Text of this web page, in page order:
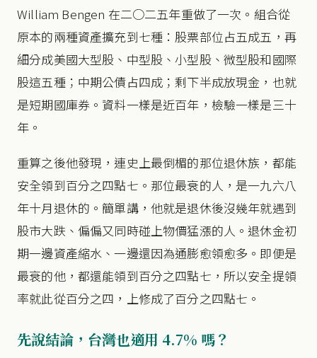
William Bengen 在二○二五年重做了一次。組合從
原本的兩種資產擴充到七種：股票部位占五成五，再
細分成美國大型股、中型股、小型股、微型股和國際
股這五種；中期公債占四成；剩下半成放現金，也就
是短期國庫券。資料一樣是近百年，檢驗一樣是三十
年。
重算之後他發現，連史上最倒楣的那位退休族，都能
安全領到百分之四點七。那位最衰的人，是一九六八
年十月退休的。簡單講，他就是退休後沒幾年就遇到
股市大跌、偏偏又同時碰上物價猛漲的人。退休金初
期一邊資產縮水、一邊還因為通膨愈領愈多。即便是
最衰的他，都還能領到百分之四點七，所以安全提領
率就此從百分之四，上修成了百分之四點七。
先說結論，台灣也適用 4.7% 嗎？